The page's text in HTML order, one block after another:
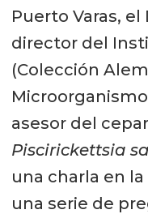
Puerto Varas,
director del
(Colección
asesor del
Piscirickettsia
una charla en
una serie de